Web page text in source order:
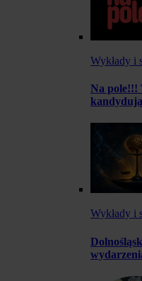
Wykłady i
Na pole!!!
Wykłady i